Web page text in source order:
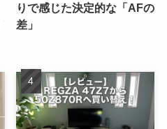
りで感じた決定的な「AFの
差」